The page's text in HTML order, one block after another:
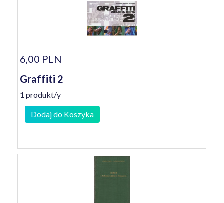
6,00 PLN
Graffiti 2
1 produkt/y
Dodaj do Koszyka